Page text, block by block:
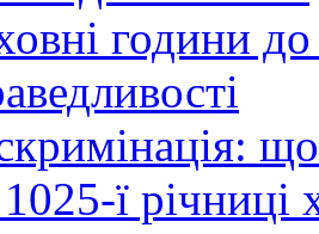
години до
ї річниці